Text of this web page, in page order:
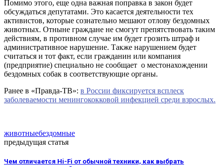
Помимо этого, еще одна важная поправка в закон будет
обсуждаться депутатами. Это касается деятельности тех
активистов, которые сознательно мешают отлову бездомных
животных. Отныне граждане не смогут препятствовать таким
действиям, в противном случае им будет грозить штраф и
административное нарушение. Также нарушением будет
считаться и тот факт, если гражданин или компания
(предприятие) специально не сообщает о местонахождении
бездомных собак в соответствующие органы.
Ранее в «Правда-ТВ»: в России фиксируется всплеск
заболеваемости менингококковой инфекцией среди взрослых.
животныебездомные
предыдущая статья
Чем отличается Hi-Fi от обычной техники, как выбрать